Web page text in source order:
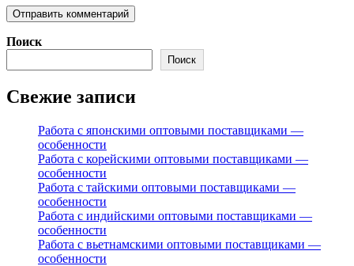
Поиск
Поиск
Свежие записи
Работа с японскими оптовыми поставщиками —
особенности
Работа с корейскими оптовыми поставщиками —
особенности
Работа с тайскими оптовыми поставщиками —
особенности
Работа с индийскими оптовыми поставщиками —
особенности
Работа с вьетнамскими оптовыми поставщиками —
особенности